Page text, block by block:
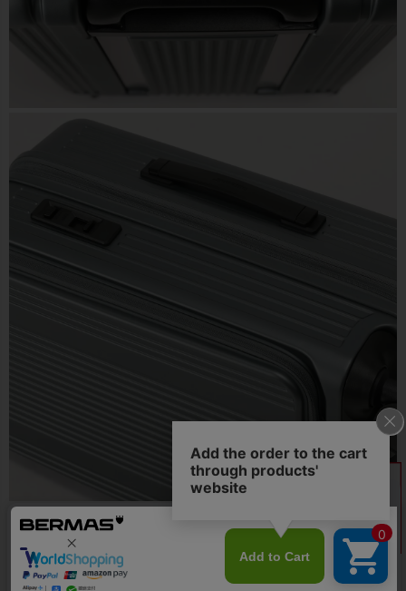
●フラットでスマートなデザインのトップハンドル・サイドハンド
ル。BERMASのロゴを刻印し、アクセントになっています。